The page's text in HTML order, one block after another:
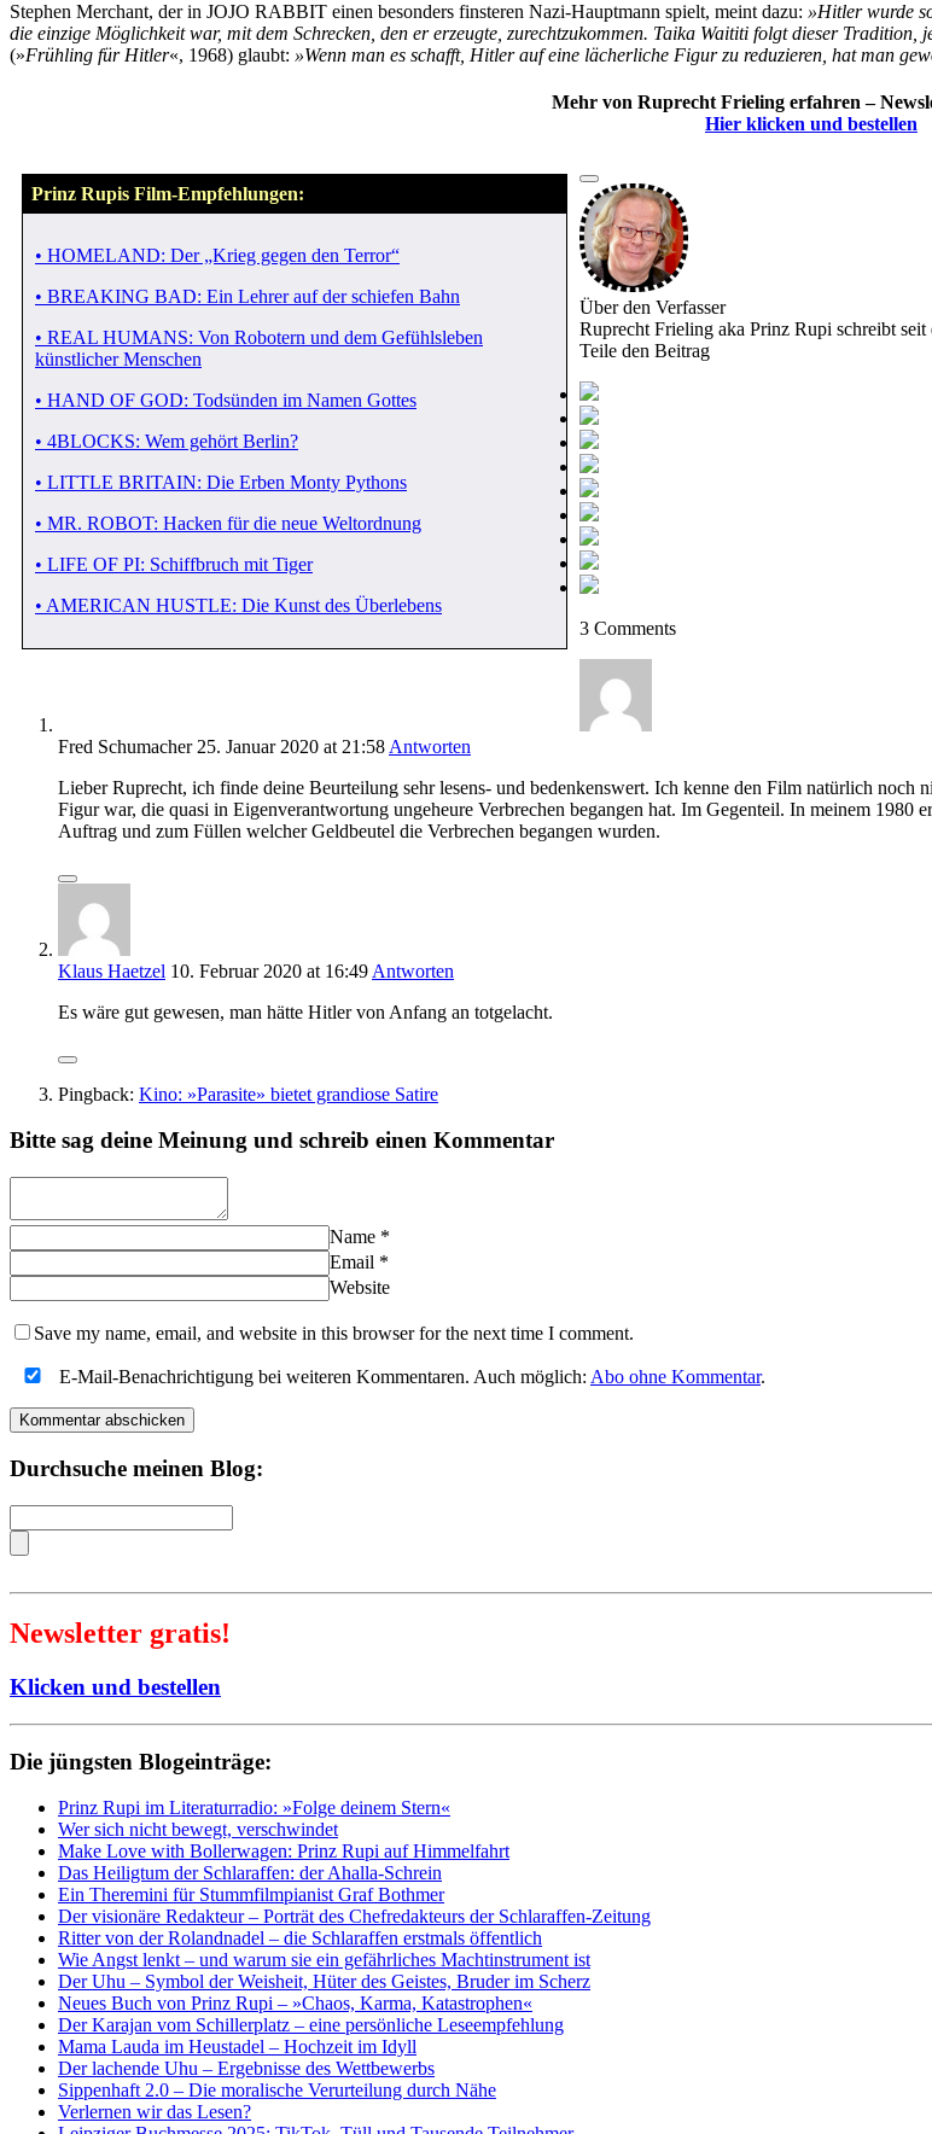
Stephen Merchant, der in JOJO RABBIT einen besonders finsteren Nazi-Hauptmann spielt, meint dazu: »Hitler wurde
die einzige Möglichkeit war, mit dem Schrecken, den er erzeugte, zurechtzukommen. Taika Waititi folgt dieser
(»Frühling für Hitler«, 1968) glaubt: »Wenn man es schafft, Hitler auf eine lächerliche Figur zu reduzieren, hat man
Mehr von Ruprecht Frieling erfahren –
Hier klicken und bestellen
Prinz Rupis Film-Empfehlungen:
• HOMELAND: Der „Krieg gegen den Terror“
• BREAKING BAD: Ein Lehrer auf der schiefen Bahn
• REAL HUMANS: Von Robotern und dem Gefühlsleben
künstlicher Menschen
• HAND OF GOD: Todsünden im Namen Gottes
• 4BLOCKS: Wem gehört Berlin?
• LITTLE BRITAIN: Die Erben Monty Pythons
• MR. ROBOT: Hacken für die neue Weltordnung
• LIFE OF PI: Schiffbruch mit Tiger
• AMERICAN HUSTLE: Die Kunst des Überlebens
Über den Verfasser
Ruprecht Frieling aka Prinz Rupi schreibt
Teile den Beitrag
3 Comments
Fred Schumacher 25. Januar 2020 at 21:58 Antworten
Lieber Ruprecht, ich finde deine Beurteilung sehr lesens- und bedenkenswert. Ich kenne den Film natürlich
Figur war, die quasi in Eigenverantwortung ungeheure Verbrechen begangen hat. Im Gegenteil. In meinem 1980
Auftrag und zum Füllen welcher Geldbeutel die Verbrechen begangen wurden.
Klaus Haetzel 10. Februar 2020 at 16:49 Antworten
Es wäre gut gewesen, man hätte Hitler von Anfang an totgelacht.
Pingback: Kino: »Parasite» bietet grandiose Satire
Bitte sag deine Meinung und schreib einen Kommentar
Name *
Email *
Website
Save my name, email, and website in this browser for the next time I comment.
E-Mail-Benachrichtigung bei weiteren Kommentaren. Auch möglich: Abo ohne Kommentar.
Durchsuche meinen Blog:
Newsletter gratis!
Klicken und bestellen
Die jüngsten Blogeinträge:
Prinz Rupi im Literaturradio: »Folge deinem Stern«
Wer sich nicht bewegt, verschwindet
Make Love with Bollerwagen: Prinz Rupi auf Himmelfahrt
Das Heiligtum der Schlaraffen: der Ahalla-Schrein
Ein Theremini für Stummfilmpianist Graf Bothmer
Der visionäre Redakteur – Porträt des Chefredakteurs der Schlaraffen-Zeitung
Ritter von der Rolandnadel – die Schlaraffen erstmals öffentlich
Wie Angst lenkt – und warum sie ein gefährliches Machtinstrument ist
Der Uhu – Symbol der Weisheit, Hüter des Geistes, Bruder im Scherz
Neues Buch von Prinz Rupi – »Chaos, Karma, Katastrophen«
Der Karajan vom Schillerplatz – eine persönliche Leseempfehlung
Mama Lauda im Heustadel – Hochzeit im Idyll
Der lachende Uhu – Ergebnisse des Wettbewerbs
Sippenhaft 2.0 – Die moralische Verurteilung durch Nähe
Verlernen wir das Lesen?